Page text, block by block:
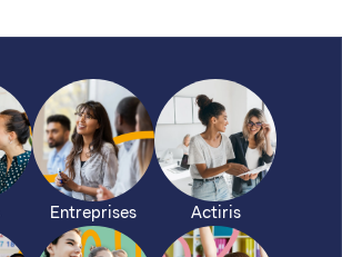
Entreprises Actiris